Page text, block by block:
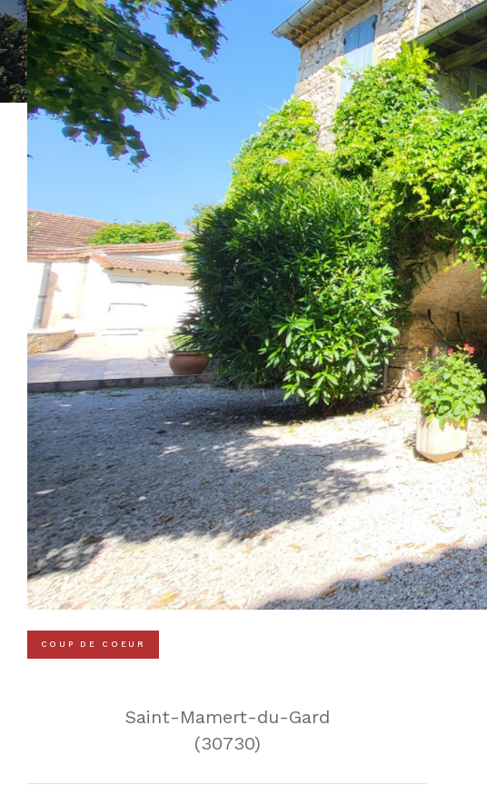
COUP DE COEUR
Saint-Mamert-du-Gard
(30730)